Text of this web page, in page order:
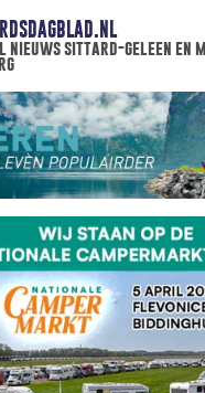
nieuws sittard-geleen en